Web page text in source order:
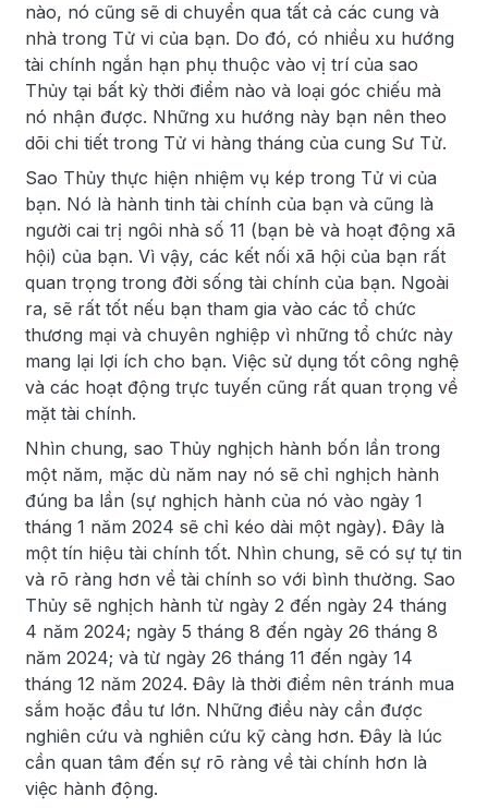
nào, nó cũng sẽ di chuyển qua tất cả các cung và
nhà trong Tử vi của bạn. Do đó, có nhiều xu hướng
tài chính ngắn hạn phụ thuộc vào vị trí của sao
Thủy tại bất kỳ thời điểm nào và loại góc chiếu mà
nó nhận được. Những xu hướng này bạn nên theo
dõi chi tiết trong Tử vi hàng tháng của cung Sư Tử.
Sao Thủy thực hiện nhiệm vụ kép trong Tử vi của
bạn. Nó là hành tinh tài chính của bạn và cũng là
người cai trị ngôi nhà số 11 (bạn bè và hoạt động xã
hội) của bạn. Vì vậy, các kết nối xã hội của bạn rất
quan trọng trong đời sống tài chính của bạn. Ngoài
ra, sẽ rất tốt nếu bạn tham gia vào các tổ chức
thương mại và chuyên nghiệp vì những tổ chức này
mang lại lợi ích cho bạn. Việc sử dụng tốt công nghệ
và các hoạt động trực tuyến cũng rất quan trọng về
mặt tài chính.
Nhìn chung, sao Thủy nghịch hành bốn lần trong
một năm, mặc dù năm nay nó sẽ chỉ nghịch hành
đúng ba lần (sự nghịch hành của nó vào ngày 1
tháng 1 năm 2024 sẽ chỉ kéo dài một ngày). Đây là
một tín hiệu tài chính tốt. Nhìn chung, sẽ có sự tự tin
và rõ ràng hơn về tài chính so với bình thường. Sao
Thủy sẽ nghịch hành từ ngày 2 đến ngày 24 tháng
4 năm 2024; ngày 5 tháng 8 đến ngày 26 tháng 8
năm 2024; và từ ngày 26 tháng 11 đến ngày 14
tháng 12 năm 2024. Đây là thời điểm nên tránh mua
sắm hoặc đầu tư lớn. Những điều này cần được
nghiên cứu và nghiên cứu kỹ càng hơn. Đây là lúc
cần quan tâm đến sự rõ ràng về tài chính hơn là
việc hành động.